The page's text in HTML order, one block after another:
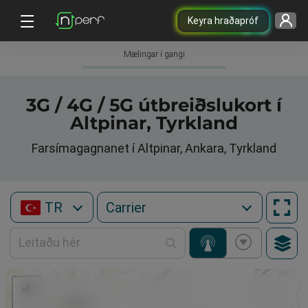
Keyra hraðapróf
Mælingar í gangi
3G / 4G / 5G útbreiðslukort í
Altpinar, Tyrkland
Farsímagagnanet í Altpinar, Ankara, Tyrkland
TR